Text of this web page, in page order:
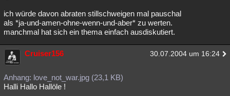
ich würde davon abraten stillschweigen mal pauschal
als *ja-und-amen-ohne-wenn-und-aber* zu werten.
manchmal hat sich ein thema einfach ausdiskutiert.
Cruiser156 30.07.2004 um 16:24
Anhang: love_not_war.jpg (23,1 KB)
Halli Hallo Hallöle !